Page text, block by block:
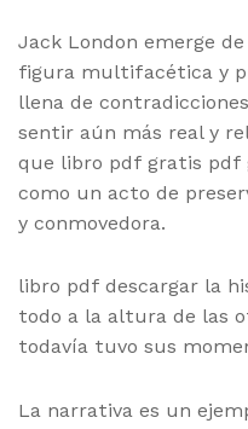
Jack London emerge
figura multifacética y
llena de
sentir aún más real y
que libro pdf gratis pdf
como un acto de
y conmovedora.
libro pdf descargar la
todo a la altura de las
todavía tuvo sus
La narrativa es un